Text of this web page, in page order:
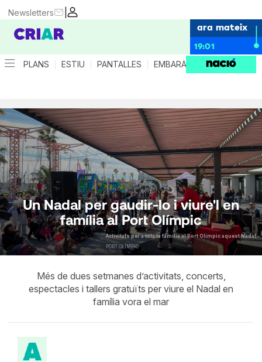
|
Newsletters
ara mateix
19:01
PLANS ESTIU PANTALLES EMBARÀS CRIANÇA
Activitats per a tota la família al Port Olímpic aquest Nadal -
PORT OLÍMPIC
Un Nadal per gaudir-lo i viure'l en
família al Port Olímpic
Més de dues setmanes d’activitats, concerts,
espectacles i tallers gratuïts per viure el Nadal en
família vora el mar